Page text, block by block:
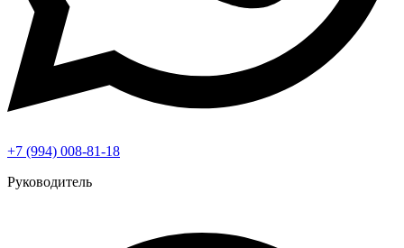
+7 (994) 008-81-18
Руководитель